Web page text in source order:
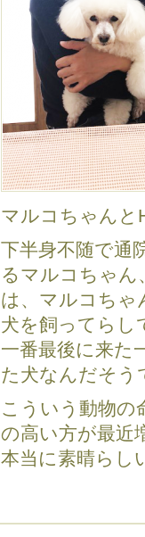
マルコちゃんと
下半身不随で通
るマルコちゃん
は、マルコちゃ
犬を飼ってらし
一番最後に来た
た犬なんだそう
こういう動物の
の高い方が最近
本当に素晴らし